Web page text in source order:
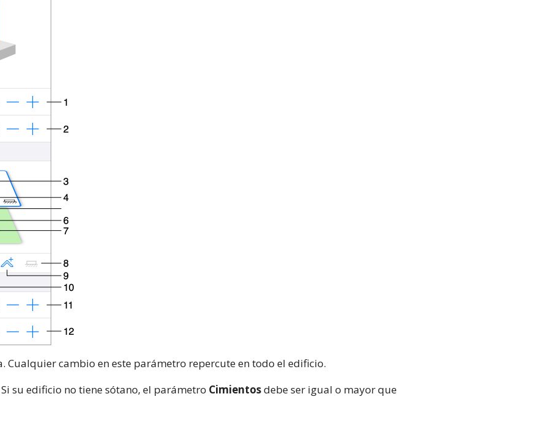
Cualquier cambio en este parámetro repercute en todo el edificio.
su edificio no tiene sótano, el parámetro Cimientosdebe ser igual o mayor que